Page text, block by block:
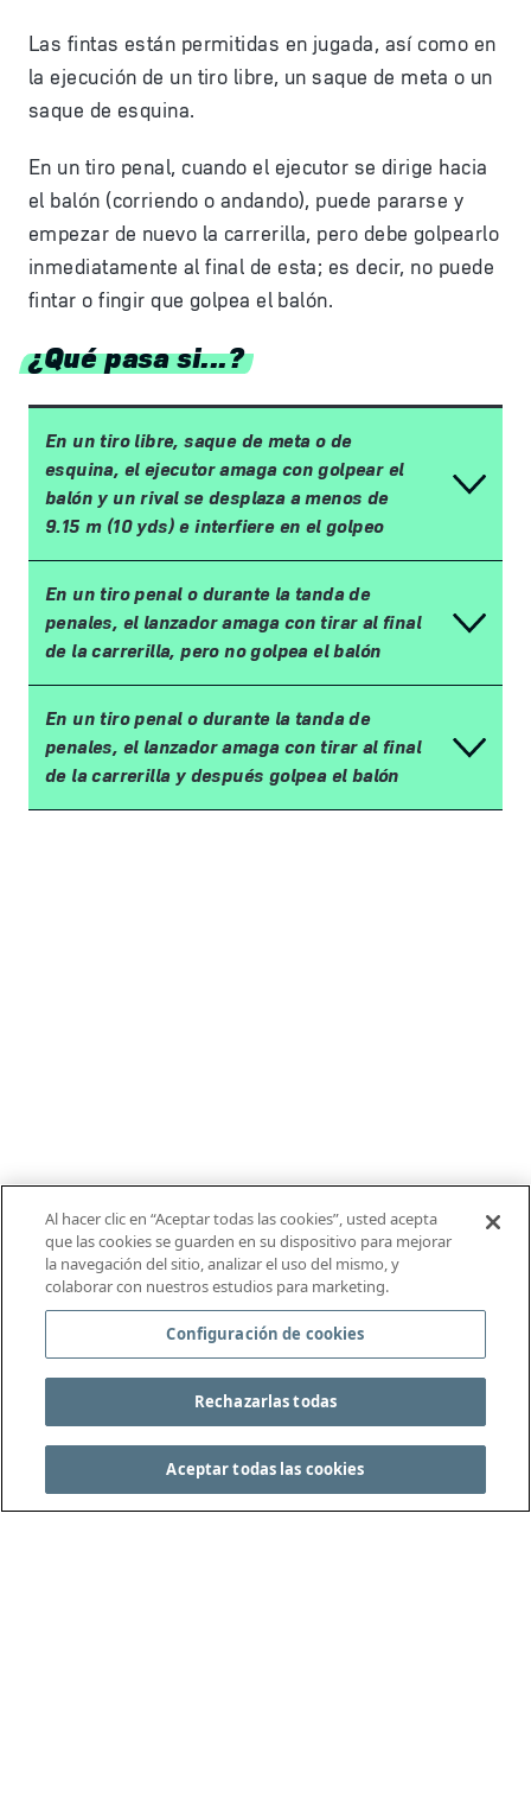
Las fintas están permitidas en jugada, así como en
la ejecución de un tiro libre, un saque de meta o un
saque de esquina.
En un tiro penal, cuando el ejecutor se dirige hacia
el balón (corriendo o andando), puede pararse y
empezar de nuevo la carrerilla, pero debe golpearlo
inmediatamente al final de esta; es decir, no puede
fintar o fingir que golpea el balón.
¿Qué pasa si...?
En un tiro libre, saque de meta o de
esquina, el ejecutor amaga con golpear el
balón y un rival se desplaza a menos de
9.15 m (10 yds) e interfiere en el golpeo
En un tiro penal o durante la tanda de
penales, el lanzador amaga con tirar al final
de la carrerilla, pero no golpea el balón
En un tiro penal o durante la tanda de
penales, el lanzador amaga con tirar al final
de la carrerilla y después golpea el balón
Al hacer clic en “Aceptar todas las cookies”, usted acepta
que las cookies se guarden en su dispositivo para mejorar
la navegación del sitio, analizar el uso del mismo, y
colaborar con nuestros estudios para marketing.
Configuración de cookies
Rechazarlas todas
Aceptar todas las cookies